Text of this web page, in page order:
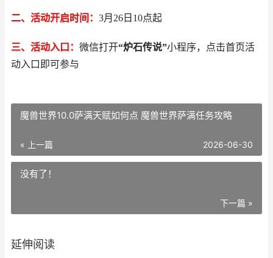
二、活动开启时间： 3月26日10点起
三、活动入口： 微信打开“炉石传说”小程序，点击首页活
动入口即可参与
魔兽世界10.0萨满天赋如何点 魔兽世界萨满任务攻略
« 上一篇 2026-06-30
没有了！
下一篇 »
延伸阅读